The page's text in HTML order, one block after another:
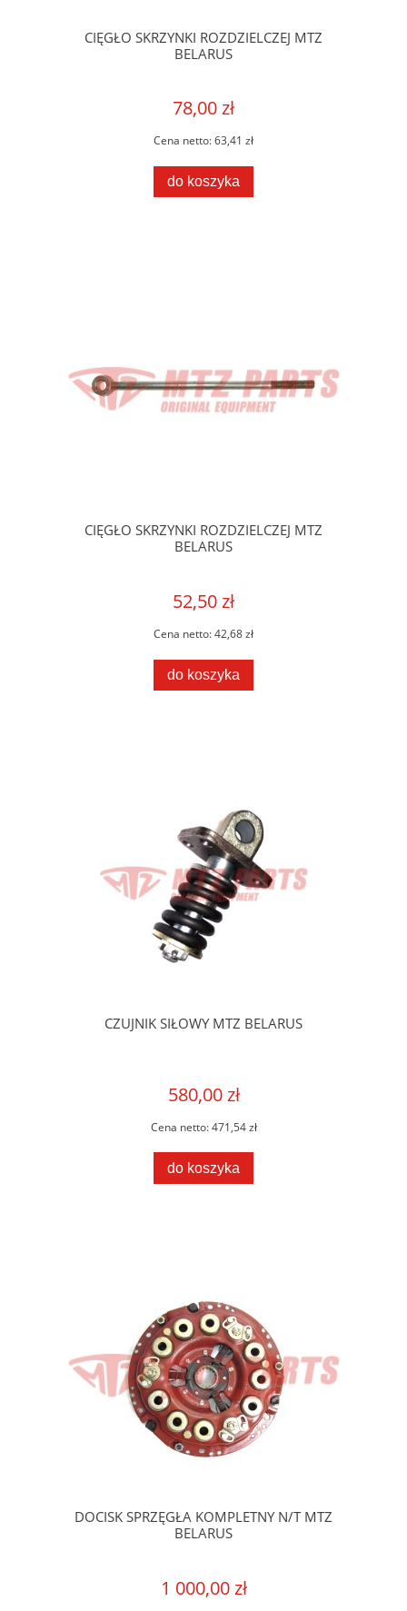
CIĘGŁO SKRZYNKI ROZDZIELCZEJ MTZ
BELARUS
78,00 zł
Cena netto:63,41 zł
do koszyka
CIĘGŁO SKRZYNKI ROZDZIELCZEJ MTZ
BELARUS
52,50 zł
Cena netto:42,68 zł
do koszyka
CZUJNIK SIŁOWY MTZ BELARUS
580,00 zł
Cena netto:471,54 zł
do koszyka
DOCISK SPRZĘGŁA KOMPLETNY N/T MTZ
BELARUS
1 000,00 zł